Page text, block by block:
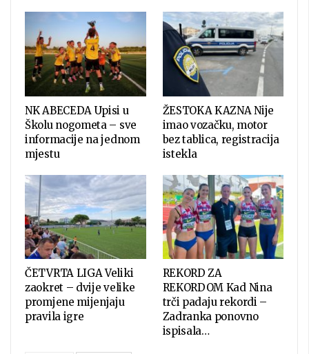
NK ABECEDA Upisi u
Školu nogometa – sve
informacije na jednom
mjestu
ŽESTOKA KAZNA Nije
imao vozačku, motor
bez tablica, registracija
istekla
ČETVRTA LIGA Veliki
zaokret – dvije velike
promjene mijenjaju
pravila igre
REKORD ZA
REKORDOM Kad Nina
trči padaju rekordi –
Zadranka ponovno
ispisala…